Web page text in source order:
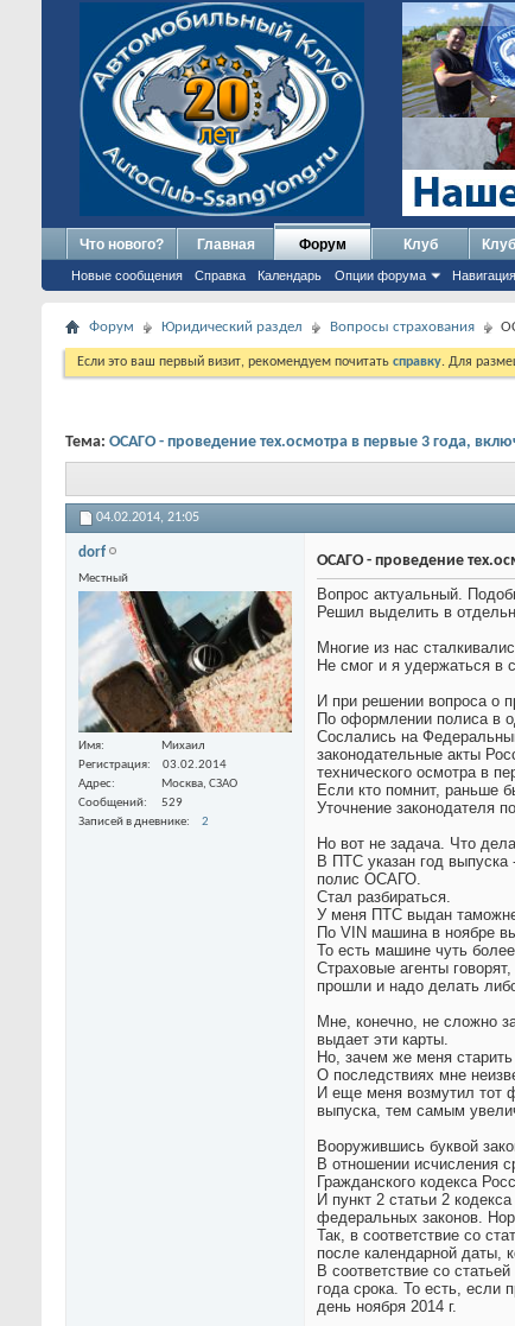
Что нового? Главная Форум
Новые сообщения Справка Календарь Опции форума Навигация
Клуб
Форум Юридический раздел Вопросы страхования
Если это ваш первый визит, рекомендуем почитать справку. Для
Тема: ОСАГО - проведение тех.осмотра в первые 3 года,
04.02.2014, 21:05
dorf
Местный
Имя
Михаил
Регистрация
03.02.2014
Адрес
Москва, СЗАО
Сообщений
529
Записей в дневнике
2
ОСАГО - проведение
Вопрос актуальный.
Решил выделить в
Многие из нас
Не смог и я удержаться в
И при решении вопроса о
По оформлении полиса в
Сослались на
законодательные акты
технического осмотра в
Если кто помнит, раньше
Уточнение законодателя
Но вот не задача. Что
В ПТС указан год выпуска
полис ОСАГО.
Стал разбираться.
У меня ПТС выдан
По VIN машина в ноябре
То есть машине чуть
Страховые агенты
прошли и надо делать
Мне, конечно, не сложно
выдает эти карты.
Но, зачем же меня
О последствиях мне
И еще меня возмутил тот
выпуска, тем самым
Вооружившись буквой
В отношении исчисления
Гражданского кодекса
И пункт 2 статьи 2
федеральных законов.
Так, в соответствие со
после календарной даты,
В соответствие со
года срока. То есть, если
день ноября 2014 г.